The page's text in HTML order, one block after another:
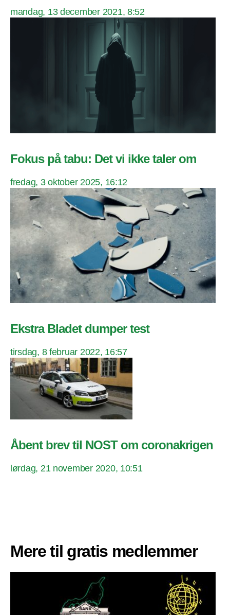
mandag, 13 december 2021, 8:52
Fokus på tabu: Det vi ikke taler om
fredag, 3 oktober 2025, 16:12
Ekstra Bladet dumper test
tirsdag, 8 februar 2022, 16:57
Åbent brev til NOST om coronakrigen
lørdag, 21 november 2020, 10:51
Mere til gratis medlemmer